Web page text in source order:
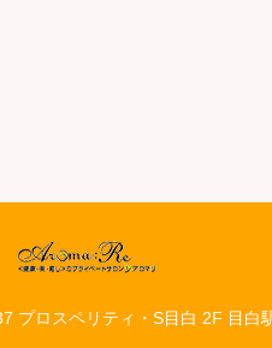
プロスペリティ・S目白 2F 目白